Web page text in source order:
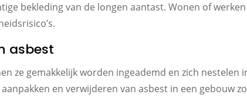
bekleding van de longen aantast. Wonen of
asbest
ze gemakkelijk worden ingeademd en zich
en verwijderen van asbest in een gebouw